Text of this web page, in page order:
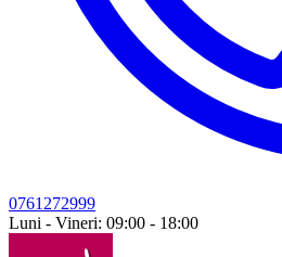
0761272999
Luni - Vineri: 09:00 - 18:00